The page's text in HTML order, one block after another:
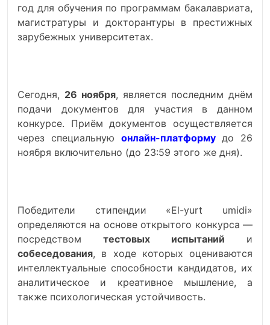
год для обучения по программам бакалавриата,
магистратуры и докторантуры в престижных
зарубежных университетах.
Сегодня, 26 ноября, является последним днём
подачи документов для участия в данном
конкурсе. Приём документов осуществляется
через специальную онлайн-платформудо 26
ноября включительно (до 23:59 этого же дня).
Победители стипендии «El-yurt umidi»
определяются на основе открытого конкурса —
посредством тестовых испытаний и
собеседования, в ходе которых оцениваются
интеллектуальные способности кандидатов, их
аналитическое и креативное мышление, а
также психологическая устойчивость.